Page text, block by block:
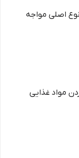
اصلی مواجه
مواد غذایی